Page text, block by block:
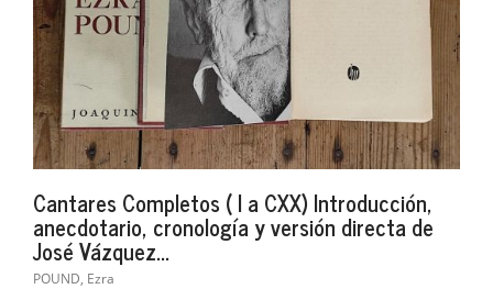
Cantares Completos ( I a CXX) Introducción,
anecdotario, cronología y versión directa de
José Vázquez...
POUND, Ezra